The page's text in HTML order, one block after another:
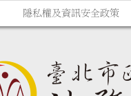
隱私權及資訊安全政策